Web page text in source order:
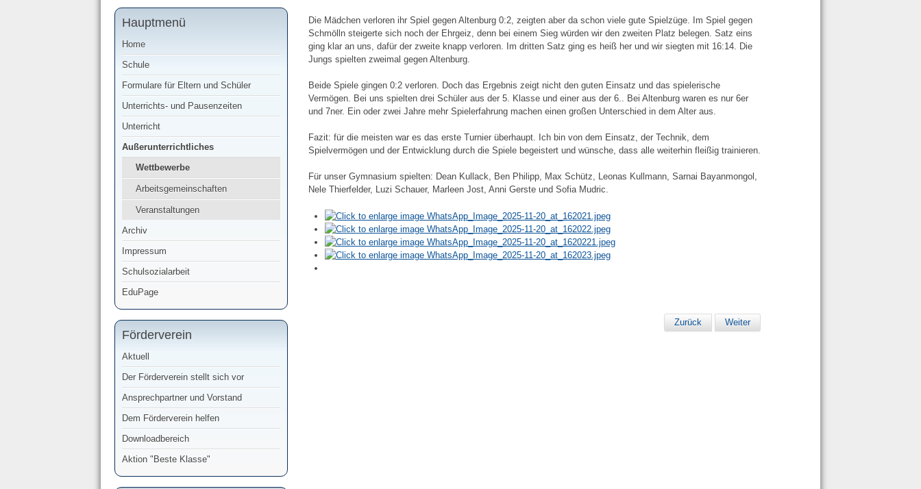
Hauptmenü
Home
Schule
Formulare für Eltern und Schüler
Unterrichts- und Pausenzeiten
Unterricht
Außerunterrichtliches
Wettbewerbe
Arbeitsgemeinschaften
Veranstaltungen
Archiv
Impressum
Schulsozialarbeit
EduPage
Förderverein
Aktuell
Der Förderverein stellt sich vor
Ansprechpartner und Vorstand
Dem Förderverein helfen
Downloadbereich
Aktion "Beste Klasse"
Die Mädchen verloren ihr Spiel gegen Altenburg 0:2, zeigten aber da schon viele gute Spielzüge. Im Spiel gegen
Schmölln steigerte sich noch der Ehrgeiz, denn bei einem Sieg würden wir den zweiten Platz belegen. Satz eins
ging klar an uns, dafür der zweite knapp verloren. Im dritten Satz ging es heiß her und wir siegten mit 16:14. Die
Jungs spielten zweimal gegen Altenburg.
Beide Spiele gingen 0:2 verloren. Doch das Ergebnis zeigt nicht den guten Einsatz und das spielerische
Vermögen. Bei uns spielten drei Schüler aus der 5. Klasse und einer aus der 6.. Bei Altenburg waren es nur 6er
und 7ner. Ein oder zwei Jahre mehr Spielerfahrung machen einen großen Unterschied in dem Alter aus.
Fazit: für die meisten war es das erste Turnier überhaupt. Ich bin von dem Einsatz, der Technik, dem
Spielvermögen und der Entwicklung durch die Spiele begeistert und wünsche, dass alle weiterhin fleißig trainieren.
Für unser Gymnasium spielten: Dean Kullack, Ben Philipp, Max Schütz, Leonas Kullmann, Sarnai Bayanmongol,
Nele Thierfelder, Luzi Schauer, Marleen Jost, Anni Gerste und Sofia Mudric.
Zurück Weiter